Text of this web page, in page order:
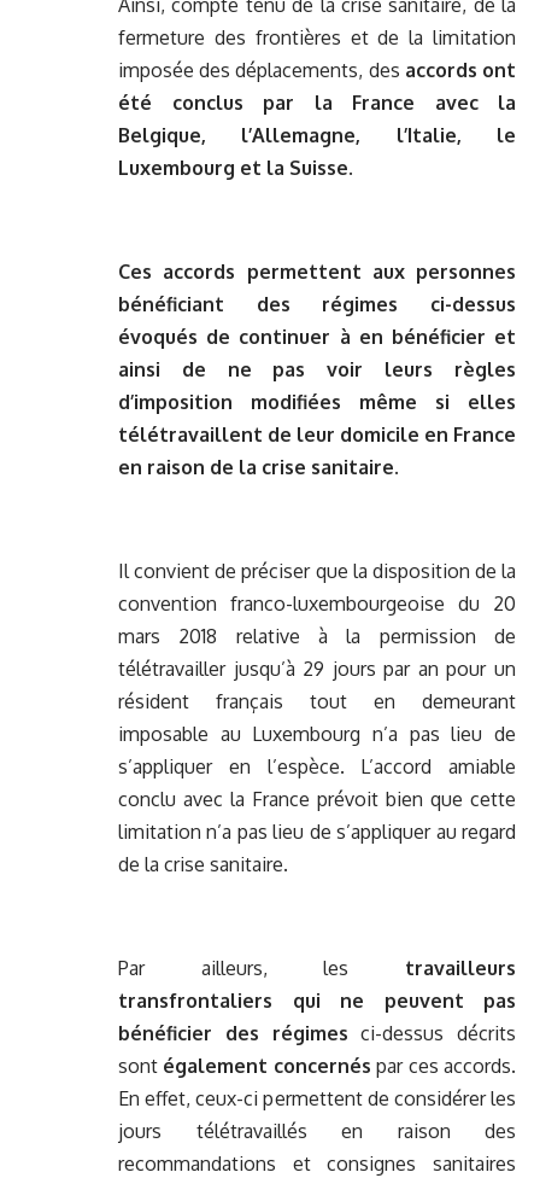
Ainsi, compte tenu de la crise sanitaire, de la
fermeture des frontières et de la limitation
imposée des déplacements, des accords ont
été conclus par la France avec la
Belgique, l’Allemagne, l’Italie, le
Luxembourg et la Suisse.
Ces accords permettent aux personnes
bénéficiant des régimes ci-dessus
évoqués de continuer à en bénéficier et
ainsi de ne pas voir leurs règles
d’imposition modifiées même si elles
télétravaillent de leur domicile en France
en raison de la crise sanitaire.
Il convient de préciser que la disposition de la
convention franco-luxembourgeoise du 20
mars 2018 relative à la permission de
télétravailler jusqu’à 29 jours par an pour un
résident français tout en demeurant
imposable au Luxembourg n’a pas lieu de
s’appliquer en l’espèce. L’accord amiable
conclu avec la France prévoit bien que cette
limitation n’a pas lieu de s’appliquer au regard
de la crise sanitaire.
Par ailleurs, les travailleurs
transfrontaliers qui ne peuvent pas
bénéficier des régimesci-dessus décrits
sont également concernéspar ces accords.
En effet, ceux-ci permettent de considérer les
jours télétravaillés en raison des
recommandations et consignes sanitaires